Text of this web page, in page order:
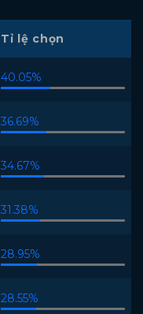
Tỉ lệ chọn
40.05%
36.69%
34.67%
31.38%
28.95%
28.55%